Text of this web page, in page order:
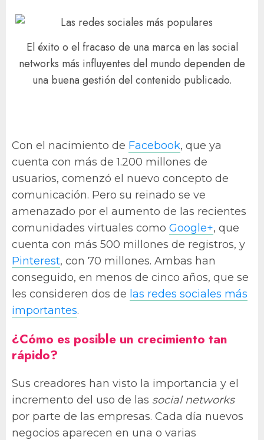
El éxito o el fracaso de una marca en las social
networks más influyentes del mundo dependen de
una buena gestión del contenido publicado.
Con el nacimiento de Facebook, que ya
cuenta con más de 1.200 millones de
usuarios, comenzó el nuevo concepto de
comunicación. Pero su reinado se ve
amenazado por el aumento de las recientes
comunidades virtuales como Google+, que
cuenta con más 500 millones de registros, y
Pinterest, con 70 millones. Ambas han
conseguido, en menos de cinco años, que se
les consideren dos de las redes sociales más
importantes.
¿Cómo es posible un crecimiento tan
rápido?
Sus creadores han visto la importancia y el
incremento del uso de las social networks
por parte de las empresas. Cada día nuevos
negocios aparecen en una o varias